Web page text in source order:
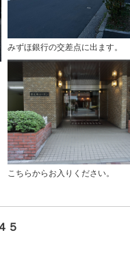
みずほ銀行の交差点に出ます。
こちらからお入りください。
５